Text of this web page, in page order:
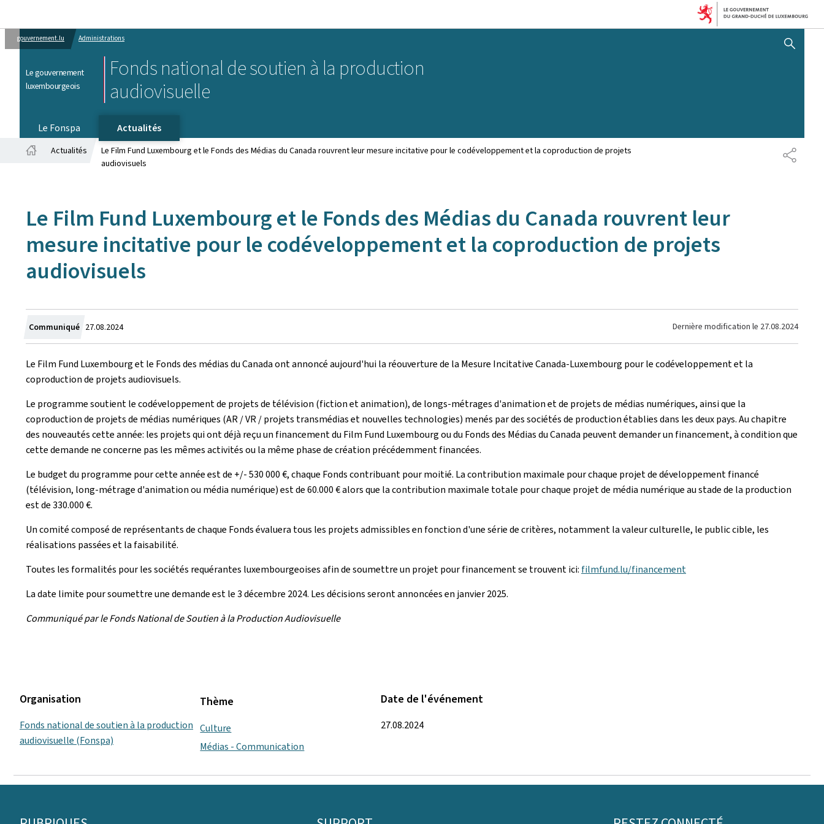
gouvernement.lu Administrations
Le gouvernement
luxembourgeois
Fonds national de soutien à la production
audiovisuelle
AFFICHER / MASQUER
Le Fonspa
Actualités
Actualités
Le Film Fund Luxembourg et le Fonds des Médias du Canada rouvrent leur mesure incitative pour le codéveloppement et la coproduction de projets
audiovisuels
Le Film Fund Luxembourg et le Fonds des Médias du Canada rouvrent leur
mesure incitative pour le codéveloppement et la coproduction de projets
audiovisuels
Communiqué Crée
le
27.08.2024 Dernière modification le 27.08.2024
Le Film Fund Luxembourget le Fonds des médias du Canada ont annoncé aujourd'hui la réouverture de la Mesure Incitative Canada-Luxembourg pour le codéveloppement et la
coproduction de projets audiovisuels.
Le programme soutient le codéveloppement de projets de télévision (fiction et animation), de longs-métrages d'animation et de projets de médias numériques, ainsi que la
coproduction de projets de médias numériques (AR / VR / projets transmédias et nouvelles technologies) menés par des sociétés de production établies dans les deux pays. Au chapitre
des nouveautés cette année: les projets qui ont déjà reçu un financement du Film Fund Luxembourgou du Fonds des Médias du Canada peuvent demander un financement, à condition que
cette demande ne concerne pas les mêmes activités ou la même phase de création précédemment financées.
Le budget du programme pour cette année est de +/- 530 000 €, chaque Fonds contribuant pour moitié. La contribution maximale pour chaque projet de développement financé
(télévision, long-métrage d'animation ou média numérique) est de 60.000 € alors que la contribution maximale totale pour chaque projet de média numérique au stade de la production
est de 330.000 €.
Un comité composé de représentants de chaque Fonds évaluera tous les projets admissibles en fonction d'une série de critères, notamment la valeur culturelle, le public cible, les
réalisations passées et la faisabilité.
Toutes les formalités pour les sociétés requérantes luxembourgeoises afin de soumettre un projet pour financement se trouvent ici: filmfund.lu/financement
La date limite pour soumettre une demande est le 3 décembre 2024. Les décisions seront annoncées en janvier 2025.
Communiqué par le Fonds National de Soutien à la Production Audiovisuelle
Organisation
Fonds national de soutien à la production
audiovisuelle (Fonspa)
Thème
Culture
Médias - Communication
Date de l'événement
27.08.2024